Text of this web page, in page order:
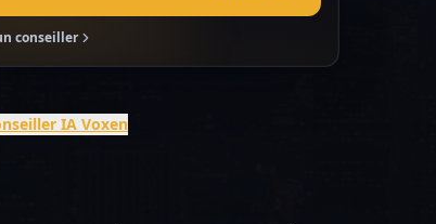
conseiller
IA Voxen